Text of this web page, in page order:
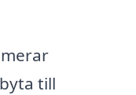
till